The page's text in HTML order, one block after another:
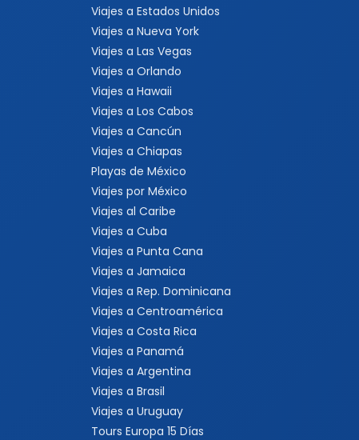
Viajes a Estados Unidos
Viajes a Nueva York
Viajes a Las Vegas
Viajes a Orlando
Viajes a Hawaii
Viajes a Los Cabos
Viajes a Cancún
Viajes a Chiapas
Playas de México
Viajes por México
Viajes al Caribe
Viajes a Cuba
Viajes a Punta Cana
Viajes a Jamaica
Viajes a Rep. Dominicana
Viajes a Centroamérica
Viajes a Costa Rica
Viajes a Panamá
Viajes a Argentina
Viajes a Brasil
Viajes a Uruguay
Tours Europa 15 Días